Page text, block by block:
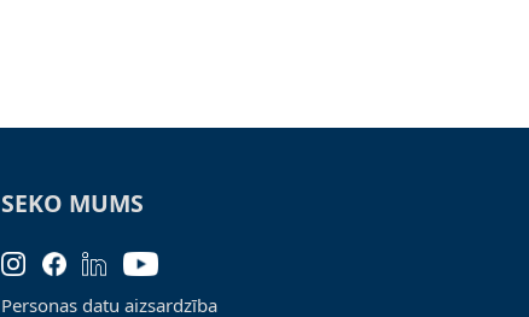
SEKO MUMS
Personas datu aizsardzība